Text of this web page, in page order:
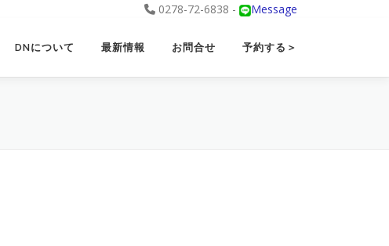
0278-72-6838 -
Message
DNについて 最新情報 お問合せ 予約する＞